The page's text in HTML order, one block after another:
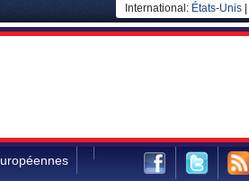
International: États-Unis